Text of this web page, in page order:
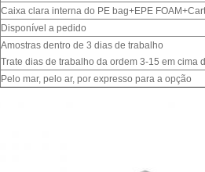
Caixa clara interna do PE bag+EPE
Disponível a pedido
Amostras dentro de 3 dias de trabalho
Trate dias de trabalho da ordem 3-15 em cima
Pelo mar, pelo ar, por expresso para a opção